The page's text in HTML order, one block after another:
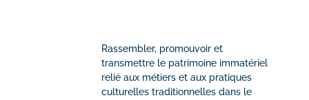
Rassembler, promouvoir et
transmettre le patrimoine immatériel
relié aux métiers et aux pratiques
culturelles traditionnelles dans le